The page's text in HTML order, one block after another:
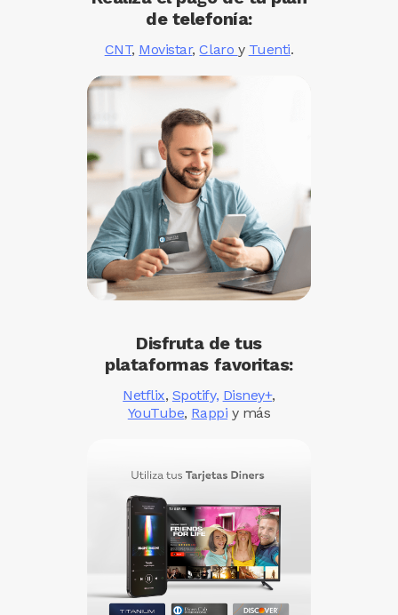
de telefonía:
CNT, Movistar,Claro y Tuenti.
Image
Disfruta de tus
plataformas favoritas:
Netflix, Spotify, Disney+,
YouTube, Rappi y más